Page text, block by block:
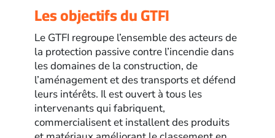
Les objectifs du GTFI
Le GTFI regroupe l’ensemble des acteurs de
la protection passive contre l’incendie dans
les domaines de la construction, de
l’aménagement et des transports et défend
leurs intérêts. Il est ouvert à tous les
intervenants qui fabriquent,
commercialisent et installent des produits